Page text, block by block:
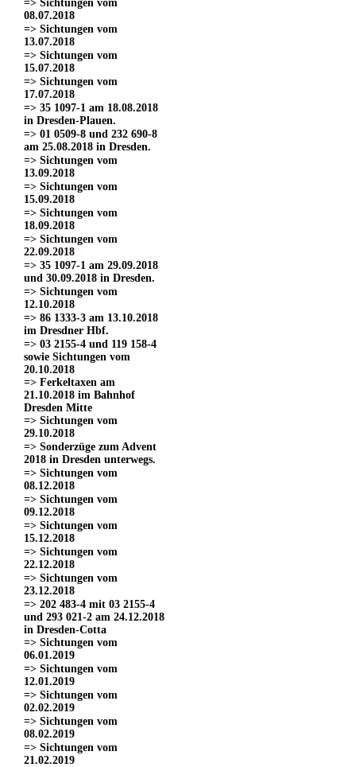
=> Sichtungen vom
08.07.2018
=> Sichtungen vom
13.07.2018
=> Sichtungen vom
15.07.2018
=> Sichtungen vom
17.07.2018
=> 35 1097-1 am 18.08.2018
in Dresden-Plauen.
=> 01 0509-8 und 232 690-8
am 25.08.2018 in Dresden.
=> Sichtungen vom
13.09.2018
=> Sichtungen vom
15.09.2018
=> Sichtungen vom
18.09.2018
=> Sichtungen vom
22.09.2018
=> 35 1097-1 am 29.09.2018
und 30.09.2018 in Dresden.
=> Sichtungen vom
12.10.2018
=> 86 1333-3 am 13.10.2018
im Dresdner Hbf.
=> 03 2155-4 und 119 158-4
sowie Sichtungen vom
20.10.2018
=> Ferkeltaxen am
21.10.2018 im Bahnhof
Dresden Mitte
=> Sichtungen vom
29.10.2018
=> Sonderzüge zum Advent
2018 in Dresden unterwegs.
=> Sichtungen vom
08.12.2018
=> Sichtungen vom
09.12.2018
=> Sichtungen vom
15.12.2018
=> Sichtungen vom
22.12.2018
=> Sichtungen vom
23.12.2018
=> 202 483-4 mit 03 2155-4
und 293 021-2 am 24.12.2018
in Dresden-Cotta
=> Sichtungen vom
06.01.2019
=> Sichtungen vom
12.01.2019
=> Sichtungen vom
02.02.2019
=> Sichtungen vom
08.02.2019
=> Sichtungen vom
21.02.2019